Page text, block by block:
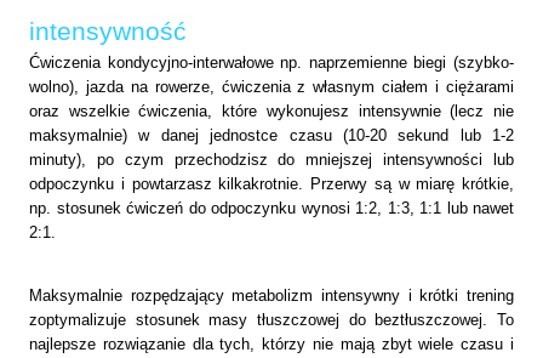
intensywność
Ćwiczenia kondycyjno-interwałowe np. naprzemienne biegi (szybko-
wolno), jazda na rowerze, ćwiczenia z własnym ciałem i ciężarami
oraz wszelkie ćwiczenia, które wykonujesz intensywnie (lecz nie
maksymalnie) w danej jednostce czasu (10-20 sekund lub 1-2
minuty), po czym przechodzisz do mniejszej intensywności lub
odpoczynku i powtarzasz kilkakrotnie. Przerwy są w miarę krótkie,
np. stosunek ćwiczeń do odpoczynku wynosi 1:2, 1:3, 1:1 lub nawet
2:1.
Maksymalnie rozpędzający metabolizm intensywny i krótki trening
zoptymalizuje stosunek masy tłuszczowej do beztłuszczowej. To
najlepsze rozwiązanie dla tych, którzy nie mają zbyt wiele czasu i